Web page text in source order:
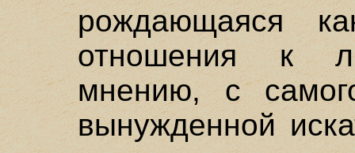
рождающаяся
отношения к
мнению, с
вынужденной